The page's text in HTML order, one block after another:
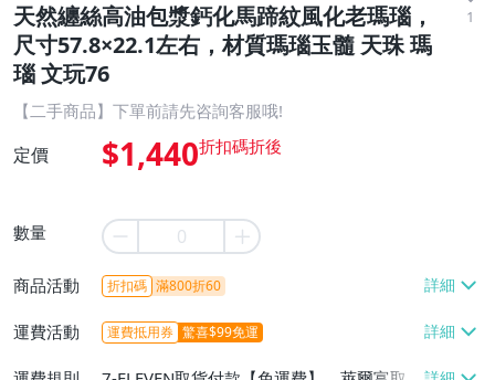
天然纏絲高油包漿鈣化馬蹄紋風化老瑪瑙，
尺寸57.8×22.1左右，材質瑪瑙玉髓 天珠 瑪
瑙 文玩76
1
【二手商品】下單前請先咨詢客服哦!
定價 $1,440
數量
商品活動 折扣碼 滿800折60
運費活動 運費抵用券 驚喜$99免運